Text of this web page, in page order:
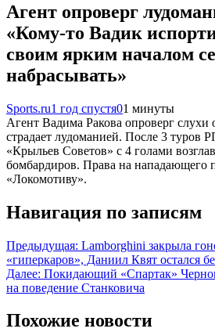
Агент опроверг
«Кому‑то Вадик
своим ярким началом
набрасывать»
Sports.ru1 год спустя01 минуты
Агент Вадима Ракова опроверг слухи
страдает лудоманией. После 3 туров
«Крыльев Советов» с 4 голами
бомбардиров. Права на нападающего
«Локомотиву».
Навигация по записям
Предыдущая: Lamborghini закрыла
«гиперкаров», Даниил Квят остался
Далее: Покидающий «Спартак»
на поведение Станковича
Похожие новости